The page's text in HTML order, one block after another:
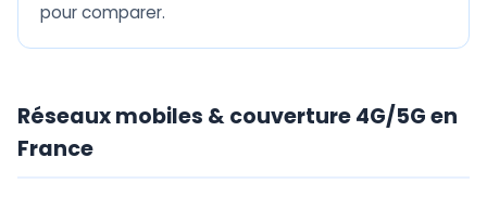
pour comparer.
Réseaux mobiles & couverture 4G/5G en
France